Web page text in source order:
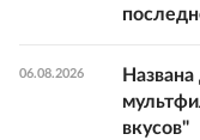
06.08.2026
вкусов"